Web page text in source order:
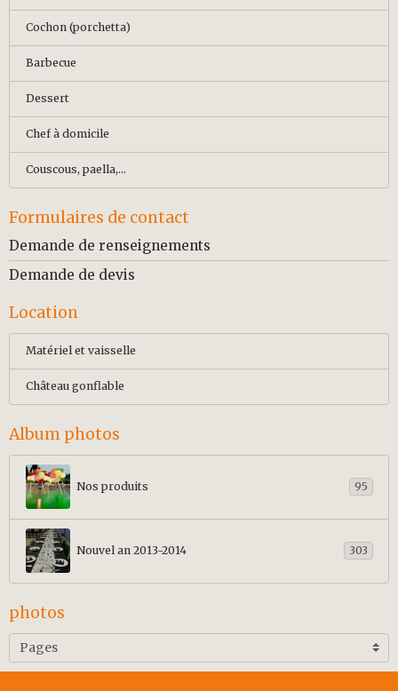
Cochon (porchetta)
Barbecue
Dessert
Chef à domicile
Couscous, paella,...
Formulaires de contact
Demande de renseignements
Demande de devis
Location
Matériel et vaisselle
Château gonflable
Album photos
Nos produits 95
Nouvel an 2013-2014 303
photos